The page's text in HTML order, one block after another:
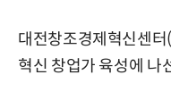
대전창조경제혁신센
혁신 창업가 육성에 나